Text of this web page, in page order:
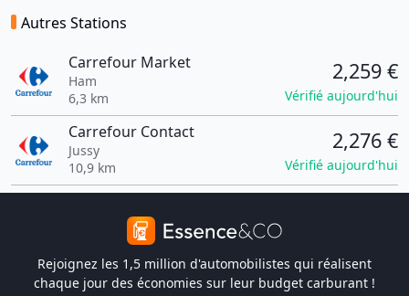
Autres Stations
Carrefour Market
Ham
6,3 km
2,259 €
Vérifié aujourd'hui
Carrefour Contact
Jussy
10,9 km
2,276 €
Vérifié aujourd'hui
Rejoignez les 1,5 million d'automobilistes qui réalisent
chaque jour des économies sur leur budget carburant !